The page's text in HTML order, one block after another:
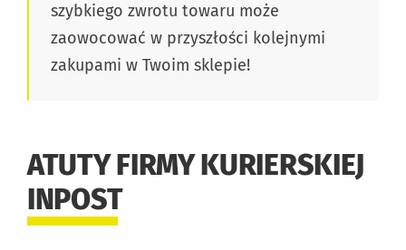
szybkiego zwrotu towaru może
zaowocować w przyszłości kolejnymi
zakupami w Twoim sklepie!
ATUTY FIRMY KURIERSKIEJ
INPOST